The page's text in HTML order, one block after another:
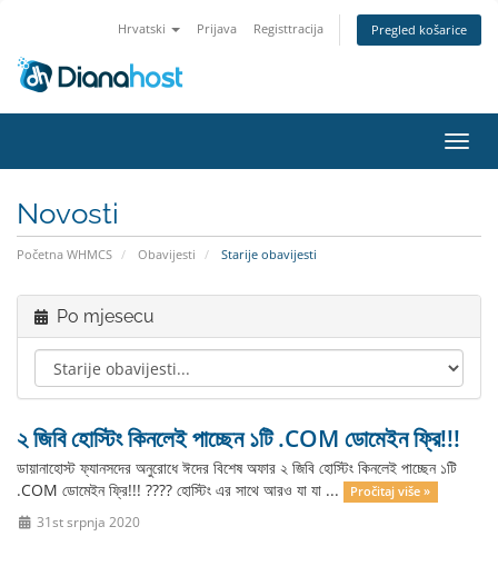
Hrvatski Prijava Registtracija Pregled košarice
Novosti
Početna WHMCS Obavijesti Starije obavijesti
Po mjesecu
২ জিবি হোস্টিং কিনলেই পাচ্ছেন ১টি .COM ডোমেইন ফ্রি!!!
ডায়ানাহোস্ট ফ্যানসদের অনুরোধে ঈদের বিশেষ অফার ২ জিবি হোস্টিং কিনলেই পাচ্ছেন ১টি
.COM ডোমেইন ফ্রি!!! ????️ হোস্টিং এর সাথে আরও যা যা ...
Pročitaj više »
31st srpnja 2020